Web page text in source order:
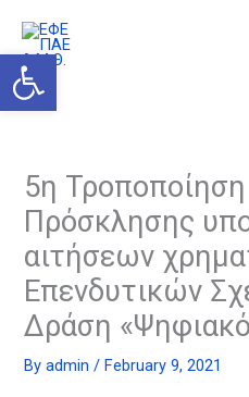
content
5η
Πρόσκλησης
αιτήσεων
Επενδυτικών
Δράση
Byadmin/ February 9, 2021
Open toolbar